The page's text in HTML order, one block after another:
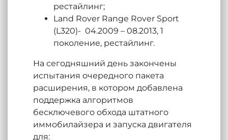
рестайлинг;
Land Rover Range Rover Sport
(L320)- 04.2009 – 08.2013, 1
поколение, рестайлинг.
На сегодняшний день закончены
испытания очередного пакета
расширения, в котором добавлена
поддержка алгоритмов
бесключевого обхода штатного
иммобилайзера и запуска двигателя
для: